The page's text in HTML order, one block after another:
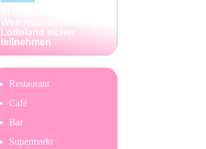
Weihnachtslotterie: Mit
Lottoland sicher
teilnehmen
Restaurant
Café
Bar
Supermarkt